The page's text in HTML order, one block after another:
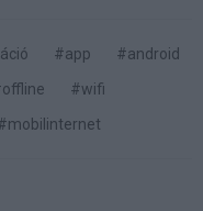
#app
#android
#wifi